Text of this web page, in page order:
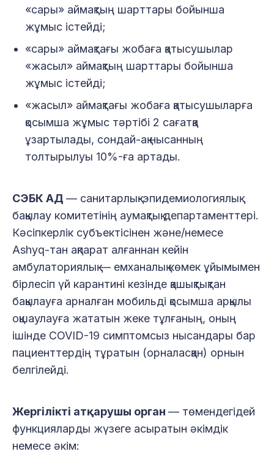
«сары» аймақтың шарттары бойынша
жұмыс істейді;
«сары» аймақтағы жобаға қатысушылар
«жасыл» аймақтың шарттары бойынша
жұмыс істейді;
«жасыл» аймақтағы жобаға қатысушыларға
қосымша жұмыс тәртібі 2 сағатқа
ұзартылады, сондай-ақ нысанның
толтырылуы 10%-ға артады.
СЭБК АД — санитарлық-эпидемиологиялық
бақылау комитетінің аумақтық департаменттері.
Кәсіпкерлік субъектісінен және/немесе
Ashyq-тан ақпарат алғаннан кейін
амбулаториялық — емханалық көмек ұйымымен
бірлесіп үй карантині кезінде қашықтықтан
бақылауға арналған мобильді қосымша арқылы
оқшаулауға жататын жеке тұлғаның, оның
ішінде COVID-19 симптомсыз нысандары бар
пациенттердің тұратын (орналасқан) орнын
белгілейді.
Жергілікті атқарушы орган — төмендегідей
функцияларды жүзеге асыратын әкімдік
немесе әкім: